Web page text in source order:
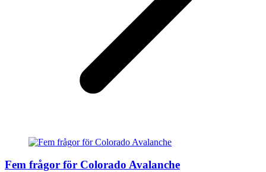
Fem frågor för Colorado Avalanche